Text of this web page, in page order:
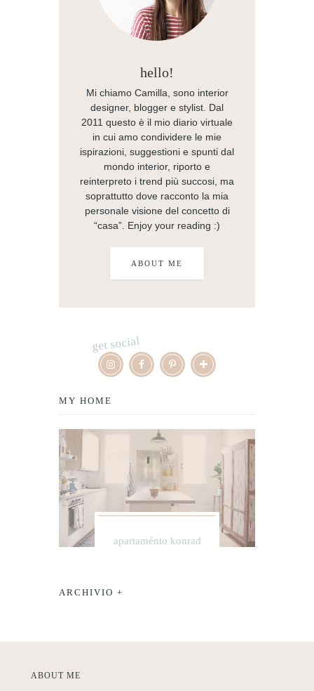
hello!
Mi chiamo Camilla, sono interior
designer, blogger e stylist. Dal
2011 questo è il mio diario virtuale
in cui amo condividere le mie
ispirazioni, suggestioni e spunti dal
mondo interior, riporto e
reinterpreto i trend più succosi, ma
soprattutto dove racconto la mia
personale visione del concetto di
“casa”. Enjoy your reading :)
ABOUT ME
get social
MY HOME
apartaménto konrad
ARCHIVIO +
ABOUT ME